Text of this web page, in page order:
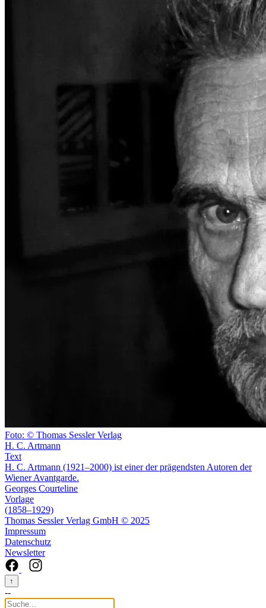
Foto: © Thomas Sessler Verlag
H. C. Artmann
Text
H. C. Artmann (1921–2000) ist einer der prägendsten Autoren der
Wiener Avantgarde.
Georges Courteline
Vorlage
(1858–1929)
Thomas Sessler Verlag GmbH © 2025
Impressum
Datenschutz
Newsletter
↑
--